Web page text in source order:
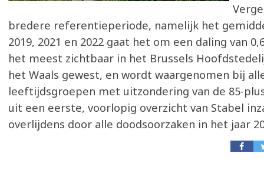
bredere referentieperiode, namelijk het
2019, 2021 en 2022 gaat het om een daling van
het meest zichtbaar in het Brussels
het Waals gewest, en wordt waargenomen bij
leeftijdsgroepen met uitzondering van de 85-
uit een eerste, voorlopig overzicht van Stabel
overlijdens door alle doodsoorzaken in het jaar